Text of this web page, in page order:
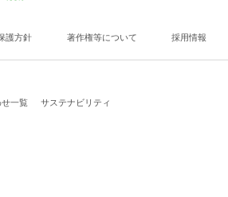
護方針 著作権等について 採用情報
せ一覧 サステナビリティ